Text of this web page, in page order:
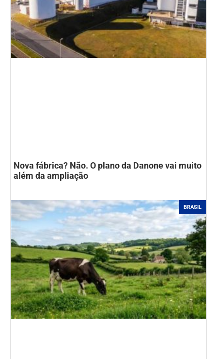
Nova fábrica? Não. O plano da Danone vai muito
além da ampliação
BRASIL